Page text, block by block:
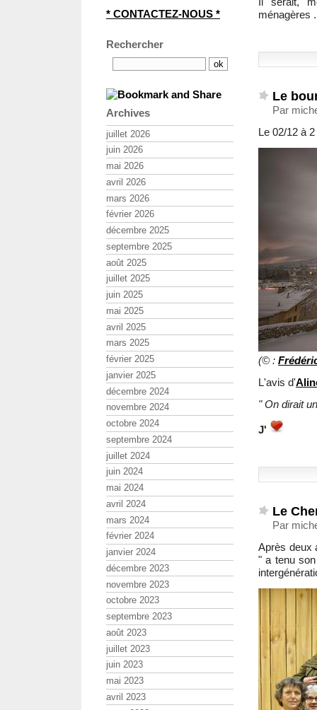
ménagères
Le
Par
Le 02/12 à
(© :
L'avis d'
" On dirait
J'
Le
Par
Après deux
" a tenu
* CONTACTEZ-NOUS *
Rechercher
Archives
juillet 2026
juin 2026
mai 2026
avril 2026
mars 2026
février 2026
décembre 2025
septembre 2025
août 2025
juillet 2025
juin 2025
mai 2025
avril 2025
mars 2025
février 2025
janvier 2025
décembre 2024
novembre 2024
octobre 2024
septembre 2024
juillet 2024
juin 2024
mai 2024
avril 2024
mars 2024
février 2024
janvier 2024
décembre 2023
novembre 2023
octobre 2023
septembre 2023
août 2023
juillet 2023
juin 2023
mai 2023
avril 2023